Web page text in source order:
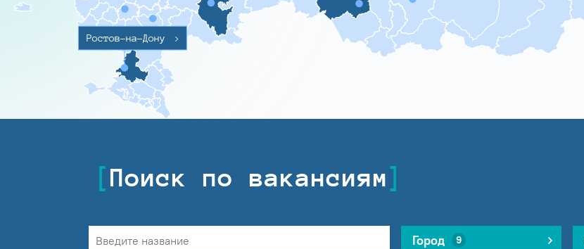
Ростов-на-Дону >
Поиск по вакансиям
Город 9